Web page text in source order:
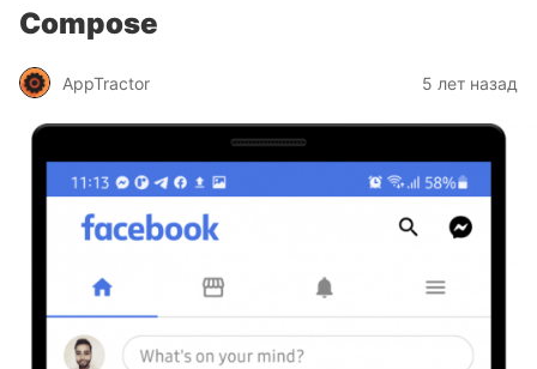
Compose
AppTractor 5 лет назад